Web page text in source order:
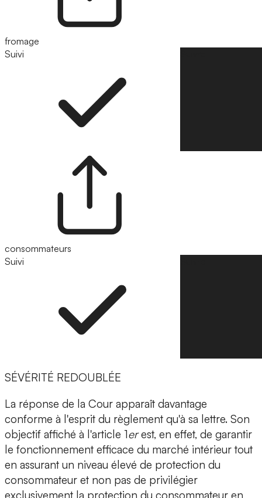
fromage
Suivi
consommateurs
Suivi
SÉVÉRITÉ REDOUBLÉE
La réponse de la Cour apparaît davantage
conforme à l'esprit du règlement qu'à sa lettre. Son
objectif affiché à l'article 1erest, en effet, de garantir
le fonctionnement efficace du marché intérieur tout
en assurant un niveau élevé de protection du
consommateur et non pas de privilégier
exclusivement la protection du consommateur en